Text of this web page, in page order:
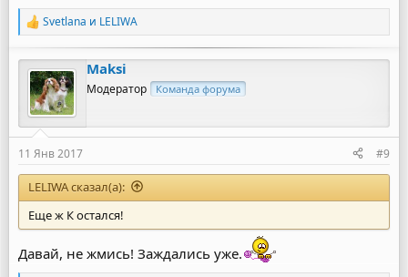
Р
а
к
ц
и
и
:
Svetlana и LELIWA
Maksi
Модератор Команда форума
11 Янв 2017 #9
LELIWA сказал(а):
Еще ж К остался!
Давай, не жмись! Заждались уже.